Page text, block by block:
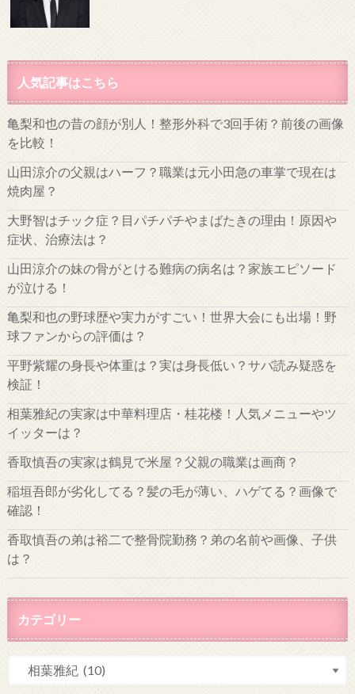
人気記事はこちら
亀梨和也の昔の顔が別人！整形外科で3回手術？前後の画像
を比較！
山田涼介の父親はハーフ？職業は元小田急の車掌で現在は
焼肉屋？
大野智はチック症？目パチパチやまばたきの理由！原因や
症状、治療法は？
山田涼介の妹の骨がとける難病の病名は？家族エピソード
が泣ける！
亀梨和也の野球歴や実力がすごい！世界大会にも出場！野
球ファンからの評価は？
平野紫耀の身長や体重は？実は身長低い？サバ読み疑惑を
検証！
相葉雅紀の実家は中華料理店・桂花楼！人気メニューやツ
イッターは？
香取慎吾の実家は鶴見で米屋？父親の職業は画商？
稲垣吾郎が劣化してる？髪の毛が薄い、ハゲてる？画像で
確認！
香取慎吾の弟は裕二で整骨院勤務？弟の名前や画像、子供
は？
カテゴリー